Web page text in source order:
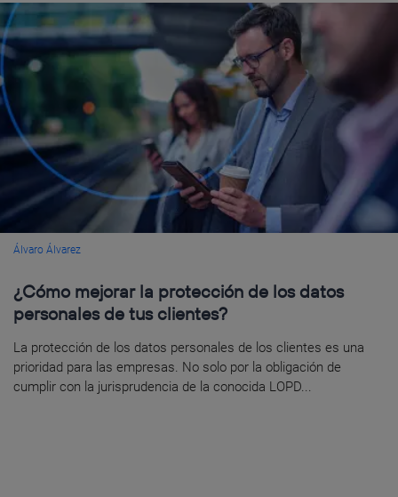
Álvaro Álvarez
¿Cómo mejorar la protección de los datos
personales de tus clientes?
La protección de los datos personales de los clientes es una
prioridad para las empresas. No solo por la obligación de
cumplir con la jurisprudencia de la conocida LOPD...